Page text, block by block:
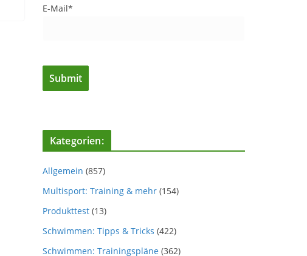
E-Mail*
Kategorien:
Allgemein (857)
Multisport: Training & mehr (154)
Produkttest (13)
Schwimmen: Tipps & Tricks (422)
Schwimmen: Trainingspläne (362)